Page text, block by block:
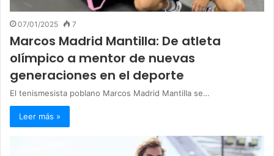
07/01/2025 7
Marcos Madrid Mantilla: De atleta
olímpico a mentor de nuevas
generaciones en el deporte
El tenismesista poblano Marcos Madrid Mantilla se…
Leer más »